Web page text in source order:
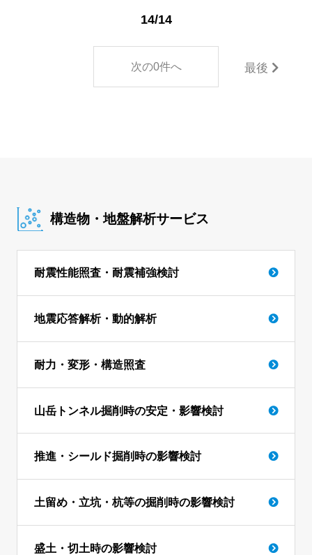
14/14
次の0件へ 最後
構造物・地盤解析サービス
耐震性能照査・耐震補強検討
地震応答解析・動的解析
耐力・変形・構造照査
山岳トンネル掘削時の安定・影響検討
推進・シールド掘削時の影響検討
土留め・立坑・杭等の掘削時の影響検討
盛土・切土時の影響検討